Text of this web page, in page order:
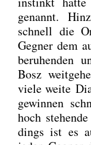
genannt.
schnell die
Geg­ner dem
beru­hen­den
Bosz
vie­le wei­te
ge­win­nen
hoch
dings ist es